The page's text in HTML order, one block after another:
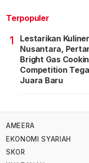
Terpopuler
1
Lestarikan Kuliner
Nusantara,
Bright Gas
Competition
Juara Baru
AMEERA
EKONOMI SYARIAH
SKOR